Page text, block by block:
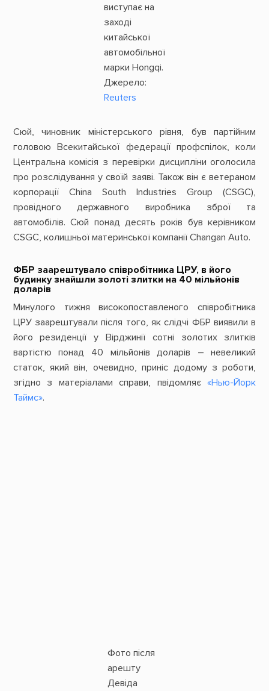
виступає на
заході
китайської
автомобільної
марки Hongqi.
Джерело:
Reuters
Сюй, чиновник міністерського рівня, був партійним
головою Всекитайської федерації профспілок, коли
Центральна комісія з перевірки дисципліни оголосила
про розслідування у своїй заяві. Також він є ветераном
корпорації China South Industries Group (CSGC),
провідного державного виробника зброї та
автомобілів. Сюй понад десять років був керівником
CSGC, колишньої материнської компанії Changan Auto.
ФБР заарештувало співробітника ЦРУ, в його
будинку знайшли золоті злитки на 40 мільйонів
доларів
Минулого тижня високопоставленого співробітника
ЦРУ заарештували після того, як слідчі ФБР виявили в
його резиденції у Вірджинії сотні золотих злитків
вартістю понад 40 мільйонів доларів – невеликий
статок, який він, очевидно, приніс додому з роботи,
згідно з матеріалами справи, пвідомляє«Нью-Йорк
Таймс».
Фото після
арешту
Девіда